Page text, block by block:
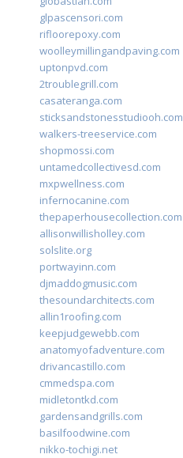
glpascensori.com
rifloorepoxy.com
woolleymillingandpaving.com
uptonpvd.com
2troublegrill.com
casateranga.com
sticksandstonesstudiooh.com
walkers-treeservice.com
shopmossi.com
untamedcollectivesd.com
mxpwellness.com
infernocanine.com
thepaperhousecollection.com
allisonwillisholley.com
solslite.org
portwayinn.com
djmaddogmusic.com
thesoundarchitects.com
allin1roofing.com
keepjudgewebb.com
anatomyofadventure.com
drivancastillo.com
cmmedspa.com
midletontkd.com
gardensandgrills.com
basilfoodwine.com
nikko-tochigi.net